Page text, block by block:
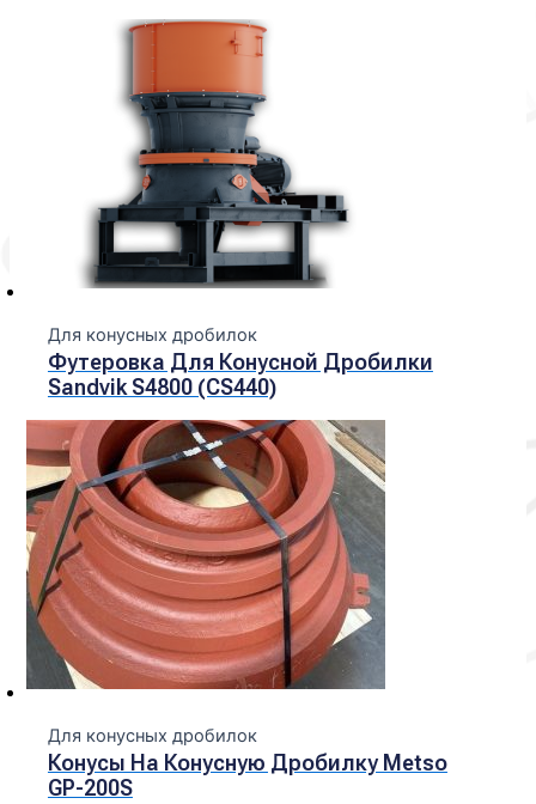
Для конусных дробилок
Футеровка Для Конусной Дробилки
Sandvik S4800 (CS440)
Для конусных дробилок
Конусы На Конусную Дробилку Metso
GP-200S